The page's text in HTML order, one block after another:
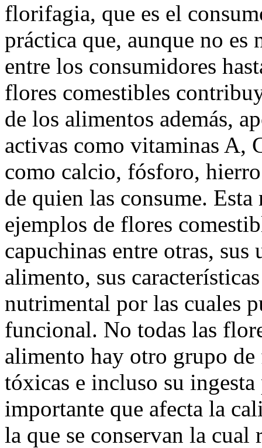
florifagia, que es el
práctica que, aunque no
entre los consumidores
flores comestibles
de los alimentos además,
activas como vitaminas A,
como calcio, fósforo,
de quien las consume.
ejemplos de flores
capuchinas entre otras,
alimento, sus
nutrimental por las cuales
funcional. No todas las
alimento hay otro grupo
tóxicas e incluso su
importante que afecta la
la que se conservan la cual